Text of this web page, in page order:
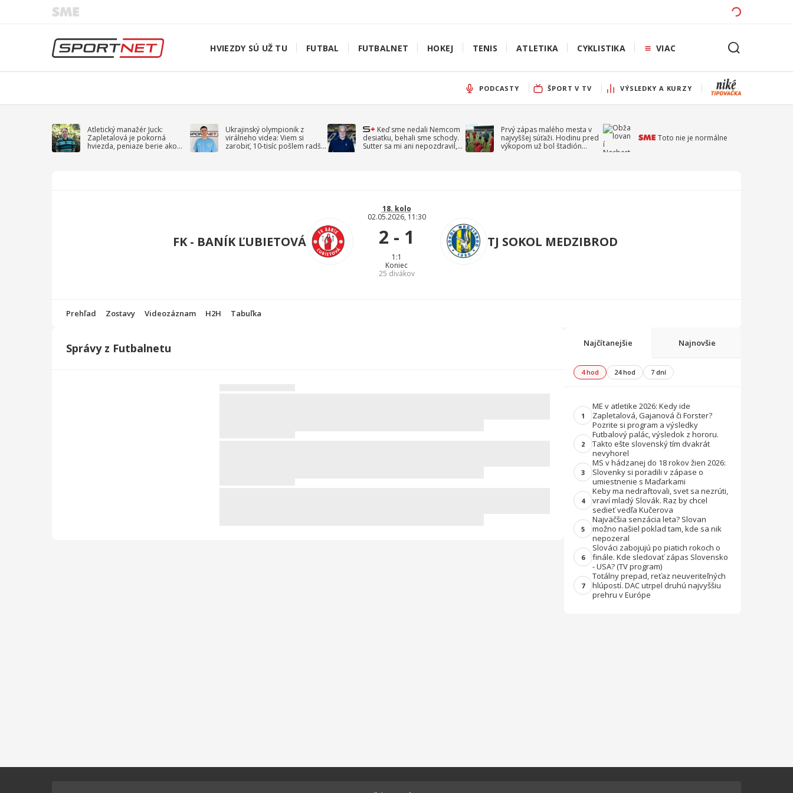
HVIEZDY SÚ UŽ TU FUTBAL FUTBALNET HOKEJ TENIS ATLETIKA CYKLISTIKA VIAC
PODCASTY ŠPORT V TV VÝSLEDKY A KURZY
Atletický manažér Juck:
Zapletalová je pokorná
hviezda, peniaze berie ako
Ukrajinský olympionik z
virálneho videa: Viem si
zarobiť, 10-tisíc pošlem radšej
Keď sme nedali Nemcom
desiatku, behali sme schody.
Sutter sa mi ani nepozdravil,
Prvý zápas malého mesta v
najvyššej súťaži. Hodinu pred
výkopom už bol štadión
Toto nie je normálne
FK - BANÍK ĽUBIETOVÁ
18. kolo
02.05.2026, 11:30
2 - 1
1:1
Koniec
25 divákov
TJ SOKOL MEDZIBROD
Prehľad Zostavy Videozáznam H2H Tabuľka
Správy z Futbalnetu Najčítanejšie Najnovšie
4 hod 24 hod 7 dní
1
ME v atletike 2026: Kedy ide
Zapletalová, Gajanová či Forster?
Pozrite si program a výsledky
2
Futbalový palác, výsledok z hororu.
Takto ešte slovenský tím dvakrát
nevyhorel
3
MS v hádzanej do 18 rokov žien 2026:
Slovenky si poradili v zápase o
umiestnenie s Maďarkami
4
Keby ma nedraftovali, svet sa nezrúti,
vraví mladý Slovák. Raz by chcel
sedieť vedľa Kučerova
5
Najväčšia senzácia leta? Slovan
možno našiel poklad tam, kde sa nik
nepozeral
6
Slováci zabojujú po piatich rokoch o
finále. Kde sledovať zápas Slovensko
- USA? (TV program)
7
Totálny prepad, reťaz neuveriteľných
hlúpostí. DAC utrpel druhú najvyššiu
prehru v Európe